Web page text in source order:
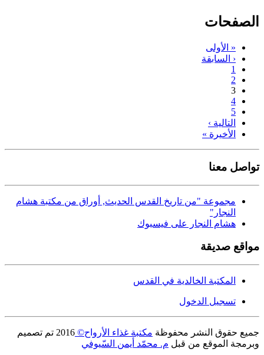
الصفحات
« الأولى
‹ السابقة
1
2
3
4
5
التالية ›
الأخيرة »
تواصل معنا
مجموعة "من تاريخ القدس الحديث, أوراق من مكتبة هشام
النجار"
هشام النجار على فيسبوك
مواقع صديقة
المكتبة الخالدية في القدس
تسجيل الدخول
جميع حقوق النشر محفوظة مكتبة غذاء الأرواح© 2016 تم تصميم
وبرمجة الموقع من قبل م. محمّد أيمن السّيوفي